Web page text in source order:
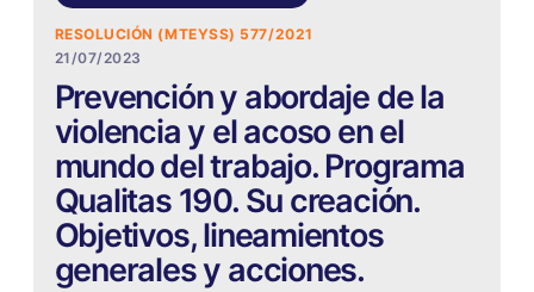
RESOLUCIÓN (MTEYSS) 577/2021
21/07/2023
Prevención y abordaje de la
violencia y el acoso en el
mundo del trabajo. Programa
Qualitas 190. Su creación.
Objetivos, lineamientos
generales y acciones.